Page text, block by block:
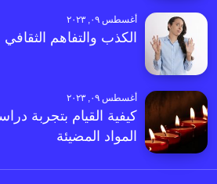
أغسطس ٠٩, ٢٠٢٣
الكذب والتفاهم الثقافي
أغسطس ٠٩, ٢٠٢٣
كيفية القيام بتجربة
المواد المضيئة